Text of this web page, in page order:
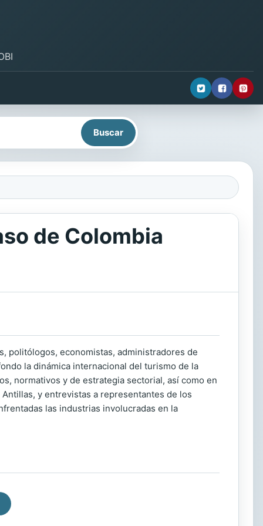
de Colombia
politólogos, economistas, administradores de
la dinámica internacional del turismo de la
normativos y de estrategia sectorial, así como en
y entrevistas a representantes de los
las industrias involucradas en la